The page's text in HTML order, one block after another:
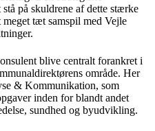
på skuldrene af dette stærke
tæt samspil med Vejle
blive centralt forankret i
område. Her
& Kommunikation, som
inden for blandt andet
sundhed og byudvikling.